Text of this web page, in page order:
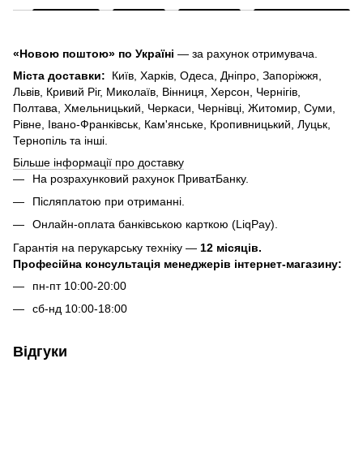
«Новою поштою» по Україні — за рахунок отримувача.
Міста доставки: Київ, Харків, Одеса, Дніпро, Запоріжжя,
Львів, Кривий Ріг, Миколаїв, Вінниця, Херсон, Чернігів,
Полтава, Хмельницький, Черкаси, Чернівці, Житомир, Суми,
Рівне, Івано-Франківськ, Кам'янське, Кропивницький, Луцьк,
Тернопіль та інші.
Більше інформації про доставку
На розрахунковий рахунок ПриватБанку.
Післяплатою при отриманні.
Онлайн-оплата банківською карткою (LiqPay).
Гарантія на перукарську техніку — 12 місяців.
Професійна консультація менеджерів інтернет-магазину:
пн-пт 10:00-20:00
сб-нд 10:00-18:00
Відгуки